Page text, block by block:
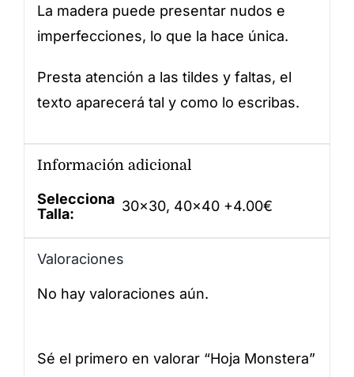
La madera puede presentar nudos e
imperfecciones, lo que la hace única.
Presta atención a las tildes y faltas, el
texto aparecerá tal y como lo escribas.
Información adicional
Selecciona
Talla:
30×30, 40×40 +4.00€
Valoraciones
No hay valoraciones aún.
Sé el primero en valorar “Hoja Monstera”